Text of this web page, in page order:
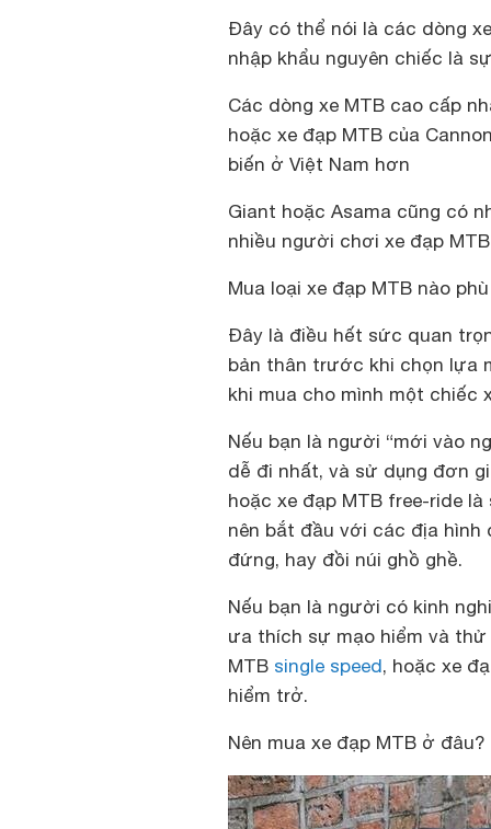
Đây có thể nói là các dòng
nhập khẩu nguyên chiếc là
Các dòng xe MTB cao cấp
hoặc xe đạp MTB của
biến ở Việt Nam hơn
Giant hoặc Asama cũng có
nhiều người chơi xe đạp
Mua loại xe đạp MTB nào
Đây là điều hết sức quan
bản thân trước khi chọn lựa
khi mua cho mình một chiếc
Nếu bạn là người “mới vào
dễ đi nhất, và sử dụng đơn
hoặc xe đạp MTB free-ride
nên bắt đầu với các địa
đứng, hay đồi núi ghồ ghề.
Nếu bạn là người có kinh
ưa thích sự mạo hiểm và
MTB single speed, hoặc xe
hiểm trở.
Nên mua xe đạp MTB ở đâu?